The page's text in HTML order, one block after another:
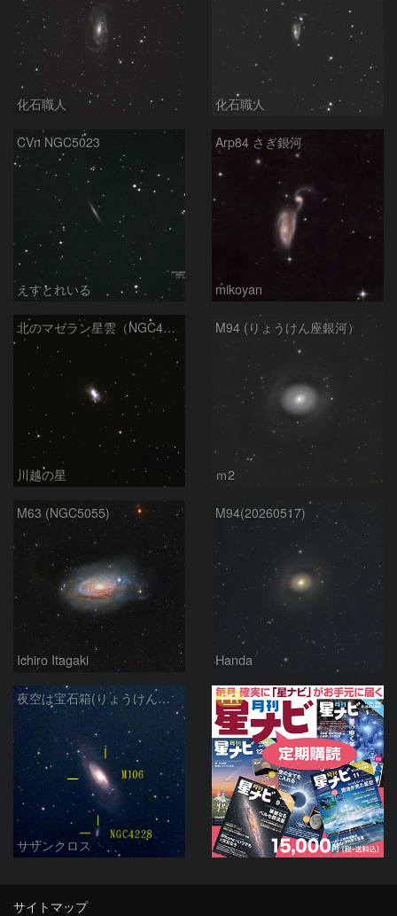
化石職人 化石職人
CVn NGC5023
えすとれいる
Arp84 さぎ銀河
mikoyan
北のマゼラン星雲（NGC4440)
川越の星
M94 (りょうけん座銀河）
ｍ2
M63 (NGC5055)
Ichiro Itagaki
M94(20260517)
Handa
夜空は宝石箱(りょうけん座 M106) Seestar50
サザンクロス
PR
サイトマップ